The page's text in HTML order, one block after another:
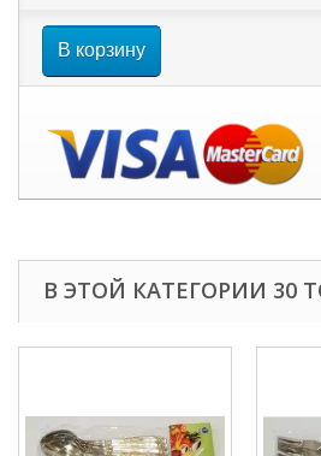
В корзину
В ЭТОЙ КАТЕГОРИИ 30